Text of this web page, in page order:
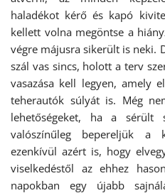
haladékot kérő és kapó
kellett volna megöntse a
végre májusra sikerült is neki.
szál vas sincs, holott a terv
vasazása kell legyen, amely
teherautók súlyát is. Még
lehetőségeket, ha a sérült
valószínűleg bepereljük a
ezenkívül azért is, hogy
viselkedéstől az ehhez
napokban egy újabb